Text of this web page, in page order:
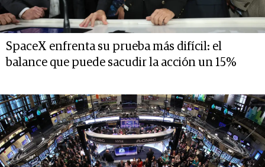
SpaceX enfrenta su prueba más difícil: el
balance que puede sacudir la acción un 15%